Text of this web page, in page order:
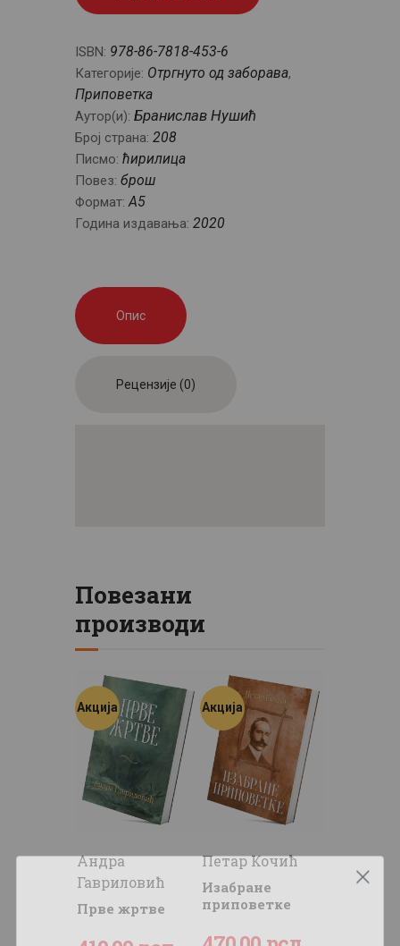
ISBN: 978-86-7818-453-6
Категорије: Отргнуто од заборава,
Приповетка
Аутор(и): Бранислав Нушић
Број страна: 208
Писмо: ћирилица
Повез: брош
Формат:A5
Година издавања: 2020
Опис
Рецензије (0)
Повезани
производи
Акција
Андра
Гавриловић
Прве жртве
Акција
Петар Кочић
Изабране
приповетке